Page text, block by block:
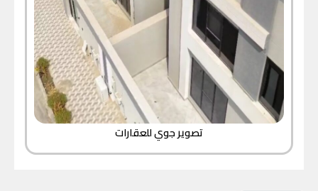
تصوير جوي للعقارات